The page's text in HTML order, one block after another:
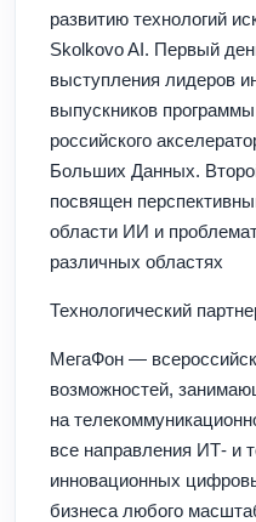
развитию технологий
Skolkovo AI. Первый
выступления лидеров
выпускников
российского
Больших Данных.
посвящен
области ИИ и
различных областях
Технологический
МегаФон —
возможностей,
на
все направления ИТ- и
инновационных
бизнеса любого